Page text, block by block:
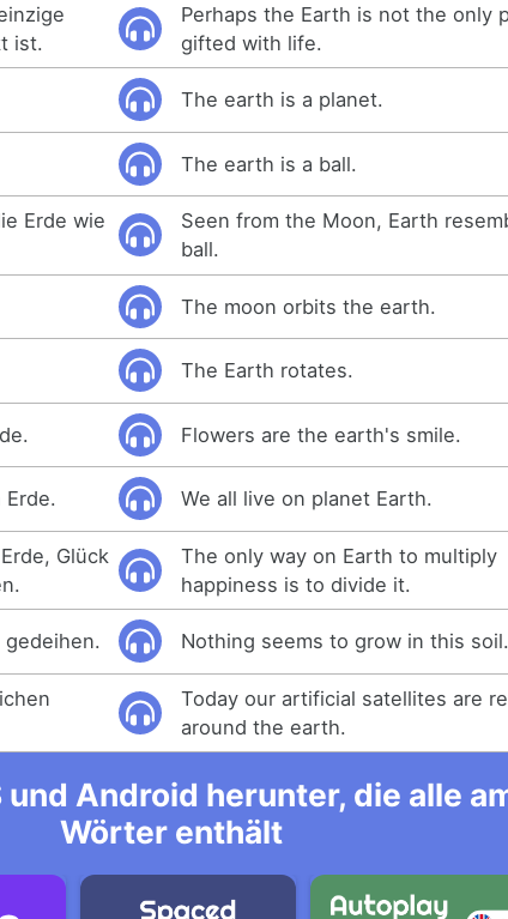
ist.
Perhaps the Earth is not the only
gifted with life.
The earth is a planet.
The earth is a ball.
Erde wie
Seen from the Moon, Earth
ball.
The moon orbits the earth.
The Earth rotates.
Flowers are the earth's smile.
Erde. We all live on planet Earth.
Glück
The only way on Earth to multiply
happiness is to divide it.
Nothing seems to grow in this soil.
Today our artificial satellites are
around the earth.
Android herunter, die alle
Wörter enthält